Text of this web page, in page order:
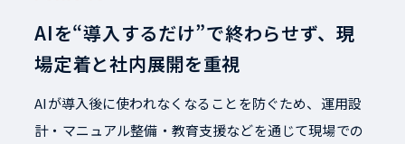
AIを“導入するだけ”で終わらせず、現
場定着と社内展開を重視
AIが導入後に使われなくなることを防ぐため、運用設
計・マニュアル整備・教育支援などを通じて現場での